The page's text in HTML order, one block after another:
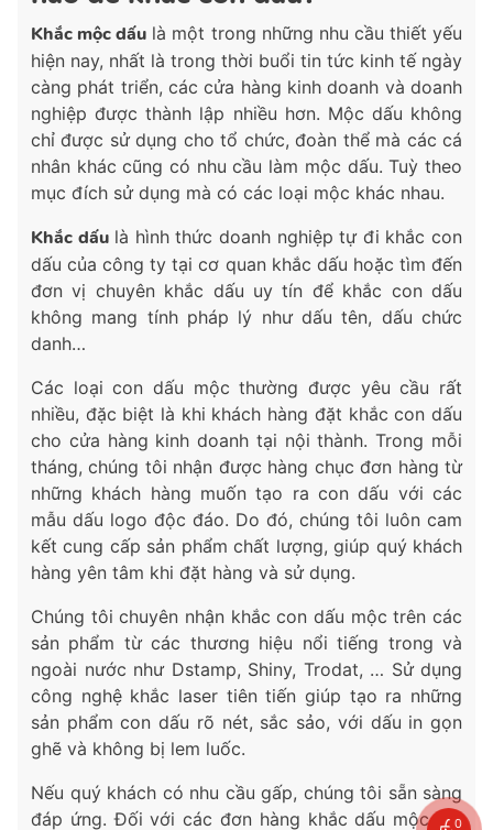
Khắc mộc dấu là một trong những nhu cầu thiết yếu
hiện nay, nhất là trong thời buổi tin tức kinh tế ngày
càng phát triển, các cửa hàng kinh doanh và doanh
nghiệp được thành lập nhiều hơn. Mộc dấu không
chỉ được sử dụng cho tổ chức, đoàn thể mà các cá
nhân khác cũng có nhu cầu làm mộc dấu. Tuỳ theo
mục đích sử dụng mà có các loại mộc khác nhau.
Khắc dấulà hình thức doanh nghiệp tự đi khắc con
dấu của công ty tại cơ quan khắc dấu hoặc tìm đến
đơn vị chuyên khắc dấu uy tín để khắc con dấu
không mang tính pháp lý như dấu tên, dấu chức
danh…
Các loại con dấu mộc thường được yêu cầu rất
nhiều, đặc biệt là khi khách hàng đặt khắc con dấu
cho cửa hàng kinh doanh tại nội thành. Trong mỗi
tháng, chúng tôi nhận được hàng chục đơn hàng từ
những khách hàng muốn tạo ra con dấu với các
mẫu dấu logo độc đáo. Do đó, chúng tôi luôn cam
kết cung cấp sản phẩm chất lượng, giúp quý khách
hàng yên tâm khi đặt hàng và sử dụng.
Chúng tôi chuyên nhận khắc con dấu mộc trên các
sản phẩm từ các thương hiệu nổi tiếng trong và
ngoài nước như Dstamp, Shiny, Trodat, … Sử dụng
công nghệ khắc laser tiên tiến giúp tạo ra những
sản phẩm con dấu rõ nét, sắc sảo, với dấu in gọn
ghẽ và không bị lem luốc.
Nếu quý khách có nhu cầu gấp, chúng tôi sẵn sàng
đáp ứng. Đối với các đơn hàng khắc dấu mộc với
0